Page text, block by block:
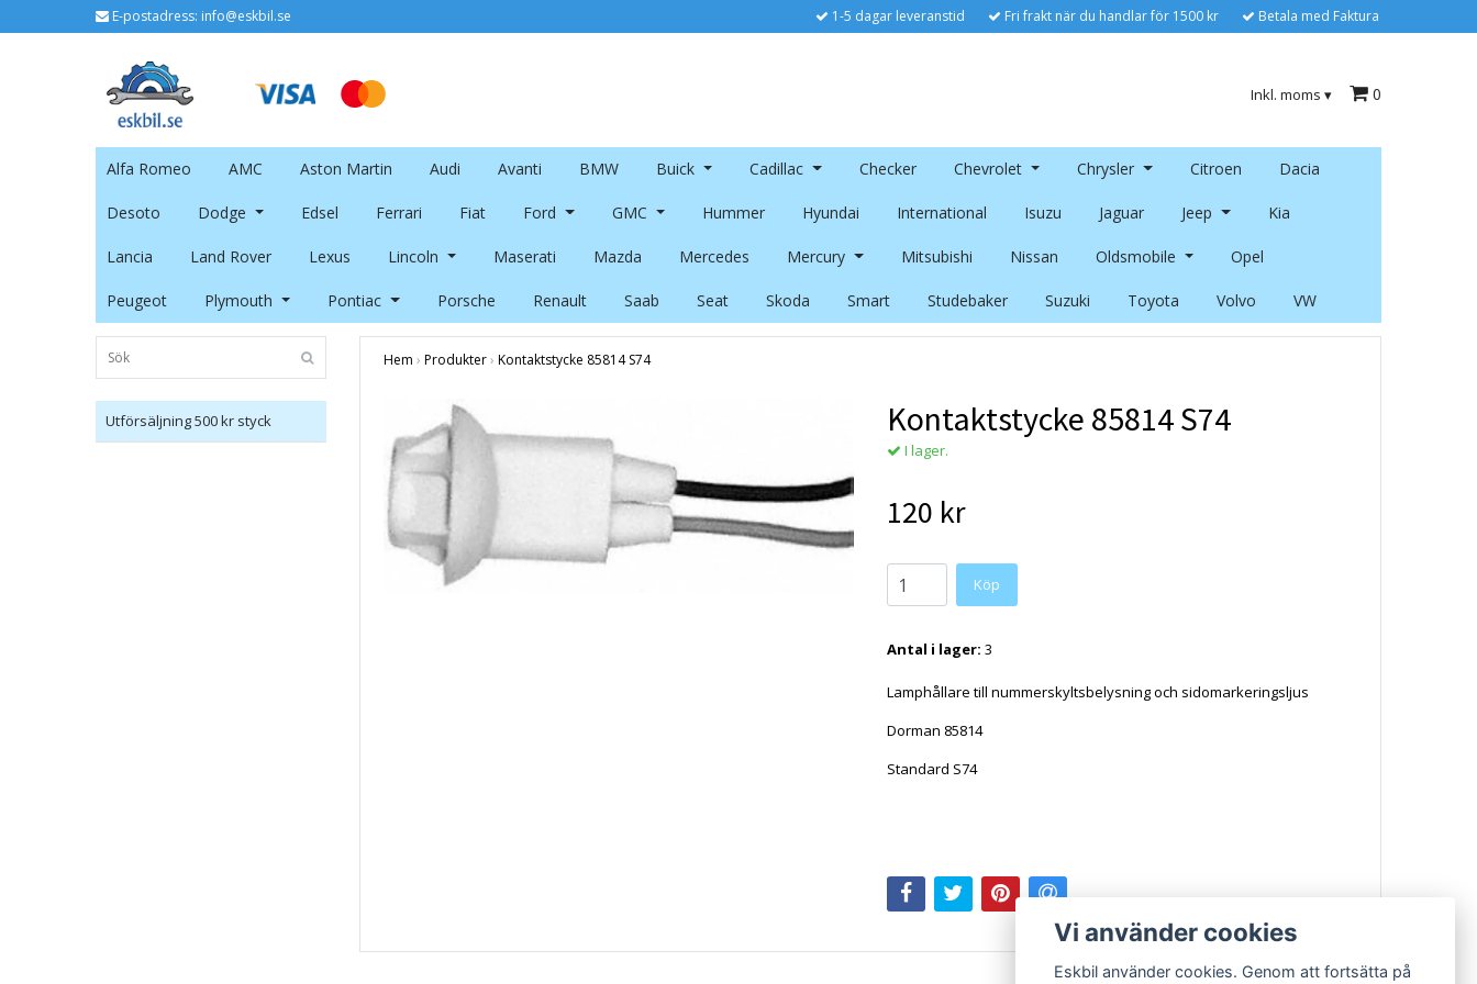
E-postadress: info@eskbil.se 1-5 dagar leveranstid Fri frakt när du handlar för 1500 kr Betala med Faktura
Inkl. moms ▾ 0
Alfa Romeo AMC Aston Martin Audi Avanti BMW Buick Cadillac Checker Chevrolet Chrysler Citroen Dacia
Desoto Dodge Edsel Ferrari Fiat Ford GMC Hummer Hyundai International Isuzu Jaguar Jeep Kia
Lancia Land Rover Lexus Lincoln Maserati Mazda Mercedes Mercury Mitsubishi Nissan Oldsmobile Opel
Peugeot Plymouth Pontiac Porsche Renault Saab Seat Skoda Smart Studebaker Suzuki Toyota Volvo VW
Utförsäljning 500 kr styck
Hem › Produkter› Kontaktstycke 85814 S74
Kontaktstycke 85814 S74
I lager.
120 kr
Antal i lager: 3
Lamphållare till nummerskyltsbelysning och sidomarkeringsljus
Dorman 85814
Standard S74
Vi använder cookies
Eskbil använder cookies. Genom att fortsätta på